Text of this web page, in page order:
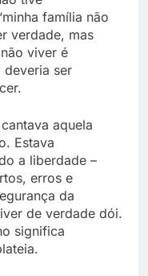
família não
verdade, mas
viver é
ser
aquela
Estava
a liberdade –
erros e
da
de verdade dói.
significa